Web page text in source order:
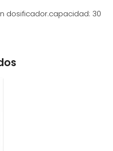
dosificador.capacidad: 30